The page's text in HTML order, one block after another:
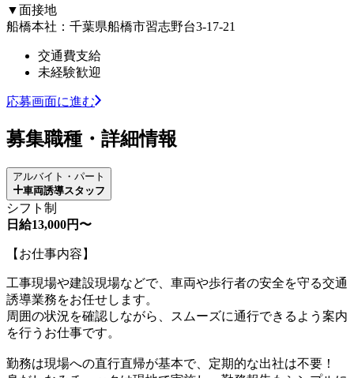
▼面接地
船橋本社：千葉県船橋市習志野台3-17-21
交通費支給
未経験歓迎
応募画面に進む
募集職種・詳細情報
アルバイト・パート
車両誘導スタッフ
シフト制
日給13,000円〜
【お仕事内容】
工事現場や建設現場などで、車両や歩行者の安全を守る交通
誘導業務をお任せします。
周囲の状況を確認しながら、スムーズに通行できるよう案内
を行うお仕事です。
勤務は現場への直行直帰が基本で、定期的な出社は不要！